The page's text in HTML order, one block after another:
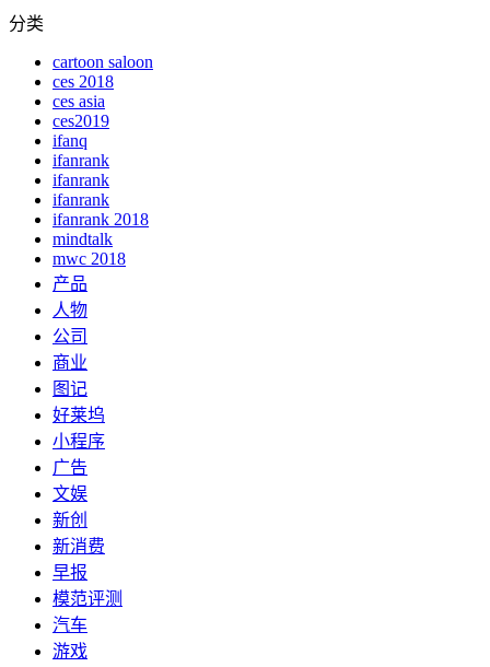
分类
cartoon saloon
ces 2018
ces asia
ces2019
ifanq
ifanrank
ifanrank
ifanrank
ifanrank 2018
mindtalk
mwc 2018
产品
人物
公司
商业
图记
好莱坞
小程序
广告
文娱
新创
新消费
早报
模范评测
汽车
游戏